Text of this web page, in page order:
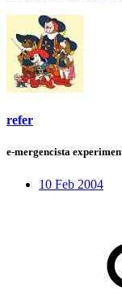
refer
e-mergencista
10 Feb 2004